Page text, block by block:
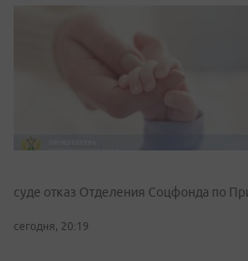
суде отказ Отделения Соцфонда по
сегодня, 20:19